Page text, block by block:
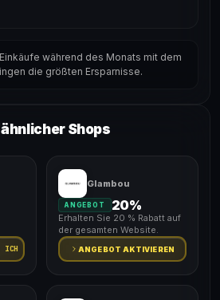
Einkäufe während des Monats mit dem
die größten Ersparnisse.
Shops
ICH
Glambou
ANGEBOT 20%
Erhalten Sie 20 % Rabatt auf
der gesamten Website.
ANGEBOT AKTIVIEREN